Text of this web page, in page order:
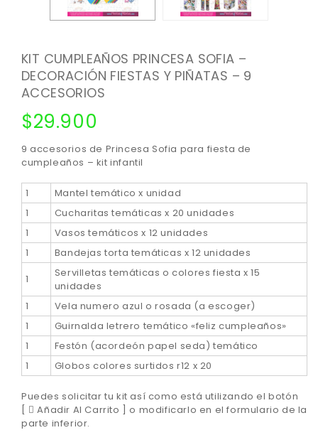
KIT CUMPLEAÑOS PRINCESA SOFIA –
DECORACIÓN FIESTAS Y PIÑATAS – 9
ACCESORIOS
$29.900
9 accesorios de Princesa Sofia para fiesta de
cumpleaños – kit infantil
1
Mantel temático x unidad
1
Cucharitas temáticas x 20 unidades
1
Vasos temáticos x 12 unidades
1
Bandejas torta temáticas x 12 unidades
1
Servilletas temáticas o colores fiesta x 15
unidades
1
Vela numero azul o rosada (a escoger)
1
Guirnalda letrero temático «feliz cumpleaños»
1
Festón (acordeón papel seda) temático
1
Globos colores surtidos r12 x 20
Puedes solicitar tu kit así como está utilizando el botón
[
Añadir Al Carrito ] o modificarlo en el formulario de la
parte inferior.